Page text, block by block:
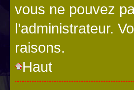
vous ne pouvez
l’administrateur.
raisons.
Haut